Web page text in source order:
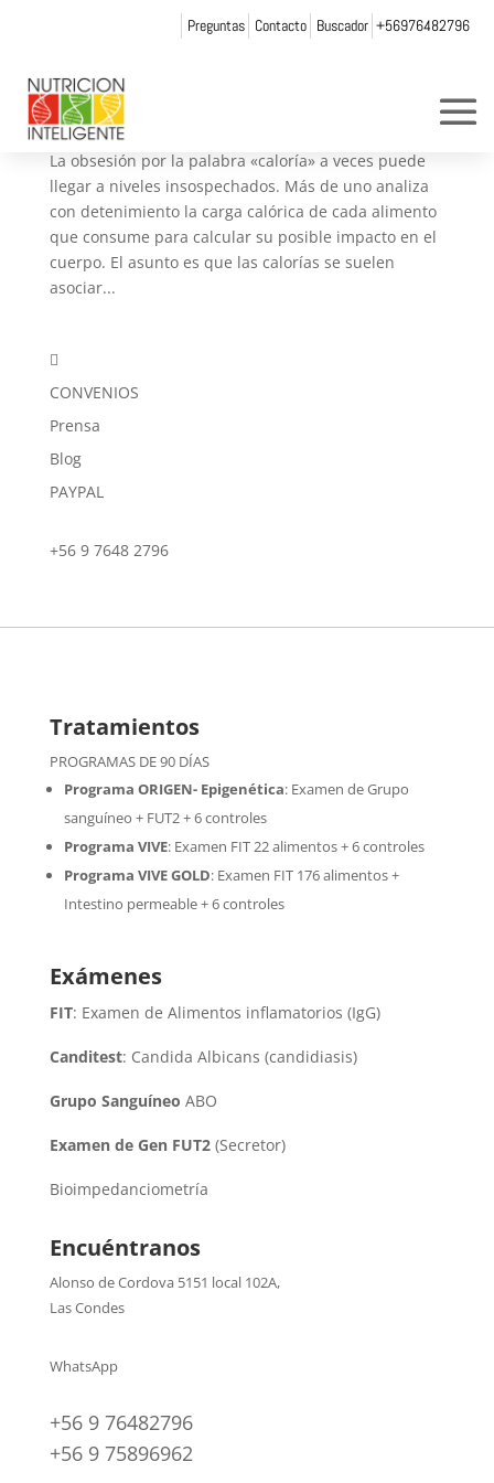
Preguntas Contacto Buscador +56976482796
Qué son las calorías buenas y por qué es
importante diferenciarlas de las malas
porandrea chicurel
La obsesión por la palabra «caloría» a veces puede
llegar a niveles insospechados. Más de uno analiza
con detenimiento la carga calórica de cada alimento
que consume para calcular su posible impacto en el
cuerpo. El asunto es que las calorías se suelen
asociar...

CONVENIOS
Prensa
Blog
PAYPAL
+56 9 7648 2796
Tratamientos
PROGRAMAS DE 90 DÍAS
Programa ORIGEN- Epigenética:Examen de Grupo
sanguíneo + FUT2 + 6 controles
Programa VIVE: Examen FIT 22 alimentos + 6 controles
Programa VIVE GOLD: Examen FIT 176 alimentos +
Intestino permeable + 6 controles
Exámenes
FIT: Examen de Alimentos inflamatorios (IgG)
Canditest: Candida Albicans (candidiasis)
Grupo Sanguíneo ABO
Examen de Gen FUT2(Secretor)
Bioimpedanciometría
Encuéntranos
Alonso de Cordova 5151 local 102A,
Las Condes
WhatsApp
+56 9 76482796
+56 9 75896962